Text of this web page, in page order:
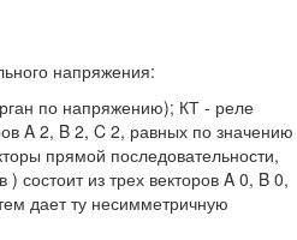
напряжения:
по напряжению); КТ - реле
A 2, B 2, C 2, равных по значению
прямой последовательности,
состоит из трех векторов A 0, B 0,
дает ту несимметричную